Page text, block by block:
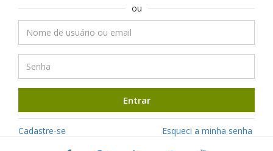
ou
Entrar
Cadastre-se Esqueci a minha senha